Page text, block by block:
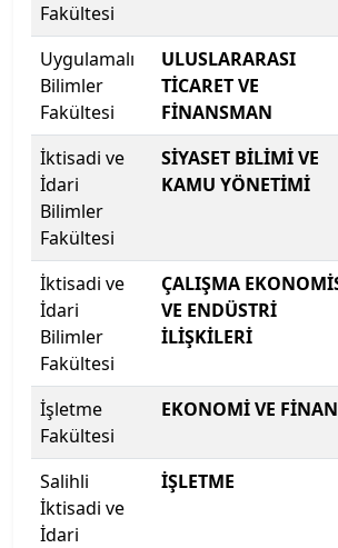
İstanbul Nişantaşı Üniversitesi
İstanbul Okan Üniversitesi
İstanbul Rumeli Üniversitesi
İstanbul Sabahattin Zaim
İstanbul Sağlık ve Sosyal Bilimler
İstanbul Sağlık ve Sosyal Bilimler
İstanbul Sağlık ve Teknoloji
İstanbul Şişli Meslek Y.O.
İstanbul Teknik Üniversitesi
İstanbul Ticaret Üniversitesi
Fakültesi
Uygulamalı
Bilimler
Fakültesi
ULUSLARARASI
TİCARET VE
FİNANSMAN
İktisadi ve
İdari
Bilimler
Fakültesi
SİYASET BİLİMİ VE
KAMU YÖNETİMİ
İktisadi ve
İdari
Bilimler
Fakültesi
ÇALIŞMA
VE ENDÜSTRİ
İLİŞKİLERİ
İşletme
Fakültesi
EKONOMİ VE
Salihli
İktisadi ve
İdari
İŞLETME